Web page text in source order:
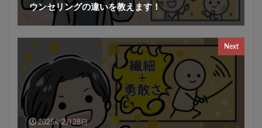
ウンセリングの違いを教えます！
Next
2025年2月28日